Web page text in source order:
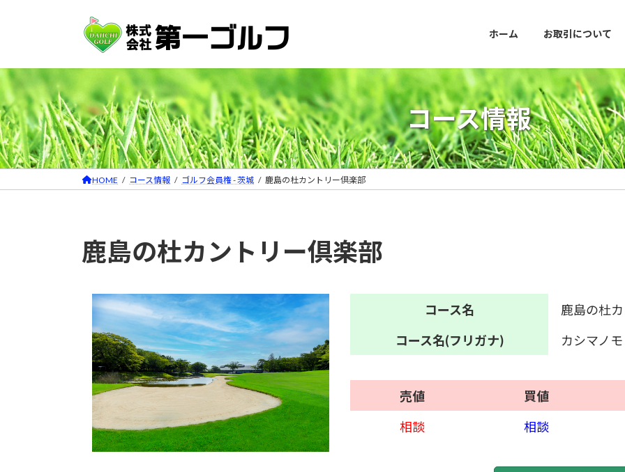
ツ
へ
ス
キ
ッ
プ
シ
ョ
ン
に
移
動
ホーム お取引について
コース情報
HOME コース情報 ゴルフ会員権 - 茨城 鹿島の杜カントリー倶楽部
鹿島の杜カントリー倶楽部
コース名
鹿島の杜
コース名(フリガナ) カシマノ
売値
買値
相談
相談